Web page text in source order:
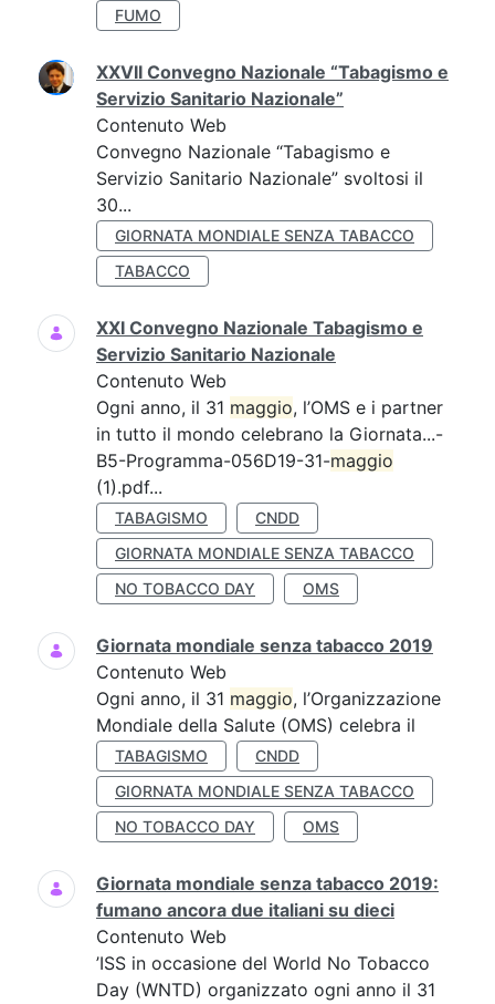
FUMO
XXVII Convegno Nazionale “Tabagismo e
Servizio Sanitario Nazionale”
Contenuto Web
Convegno Nazionale “Tabagismo e
Servizio Sanitario Nazionale” svoltosi il
30...
GIORNATA MONDIALE SENZA TABACCO
TABACCO
XXI Convegno Nazionale Tabagismo e
Servizio Sanitario Nazionale
Contenuto Web
Ogni anno, il 31 maggio, l’OMS e i partner
in tutto il mondo celebrano la Giornata...-
B5-Programma-056D19-31-maggio
(1).pdf...
TABAGISMO
CNDD
GIORNATA MONDIALE SENZA TABACCO
NO TOBACCO DAY
OMS
Giornata mondiale senza tabacco 2019
Contenuto Web
Ogni anno, il 31 maggio, l’Organizzazione
Mondiale della Salute (OMS) celebra il
TABAGISMO
CNDD
GIORNATA MONDIALE SENZA TABACCO
NO TOBACCO DAY
OMS
Giornata mondiale senza tabacco 2019:
fumano ancora due italiani su dieci
Contenuto Web
’ISS in occasione del World No Tobacco
Day (WNTD) organizzato ogni anno il 31